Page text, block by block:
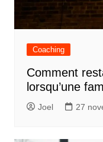
Coaching
Comment
lorsqu’une
Joel 27